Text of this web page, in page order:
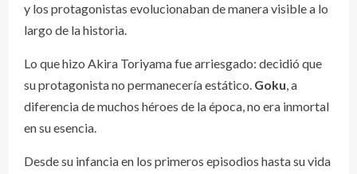
y los protagonistas evolucionaban de manera visible a lo
largo de la historia.
Lo que hizo Akira Toriyama fue arriesgado: decidió que
su protagonista no permanecería estático. Goku, a
diferencia de muchos héroes de la época, no era inmortal
en su esencia.
Desde su infancia en los primeros episodios hasta su vida